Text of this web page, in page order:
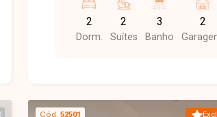
com a Universidade Federal de
Uberlândia, supermercados,
restaurantes, comércios e
praticidade, valorização e
2
Dorm.
2
Suítes
3
Banho
2
Cód. 52501